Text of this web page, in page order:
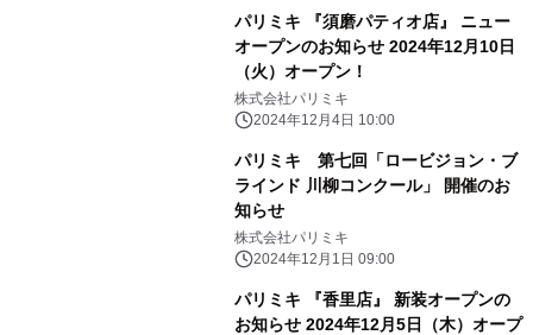
パリミキ 『須磨パティオ店』 ニュー
オープンのお知らせ 2024年12月10日
（火）オープン！
株式会社パリミキ
2024年12月4日 10:00
パリミキ 第七回「ロービジョン・ブ
ラインド 川柳コンクール」 開催のお
知らせ
株式会社パリミキ
2024年12月1日 09:00
パリミキ 『香里店』 新装オープンの
お知らせ 2024年12月5日（木）オープ